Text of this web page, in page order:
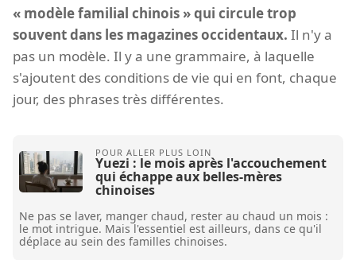
« modèle familial chinois » qui circule trop
souvent dans les magazines occidentaux. Il n'y a
pas un modèle. Il y a une grammaire, à laquelle
s'ajoutent des conditions de vie qui en font, chaque
jour, des phrases très différentes.
Yuezi : le mois après l'accouchement
qui échappe aux belles-mères
chinoises
Ne pas se laver, manger chaud, rester au chaud un mois :
le mot intrigue. Mais l'essentiel est ailleurs, dans ce qu'il
déplace au sein des familles chinoises.